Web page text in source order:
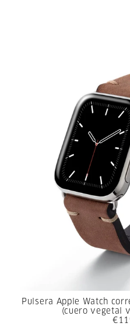
Pulsera Apple Watch
(cuero vegetal